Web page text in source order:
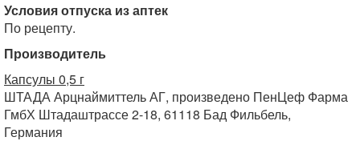
Условия отпуска из аптек
По рецепту.
Производитель
Капсулы 0,5 г
ШТАДА Арцнаймиттель АГ, произведено ПенЦеф Фарма
ГмбХ Штадаштрассе 2-18, 61118 Бад Фильбель,
Германия